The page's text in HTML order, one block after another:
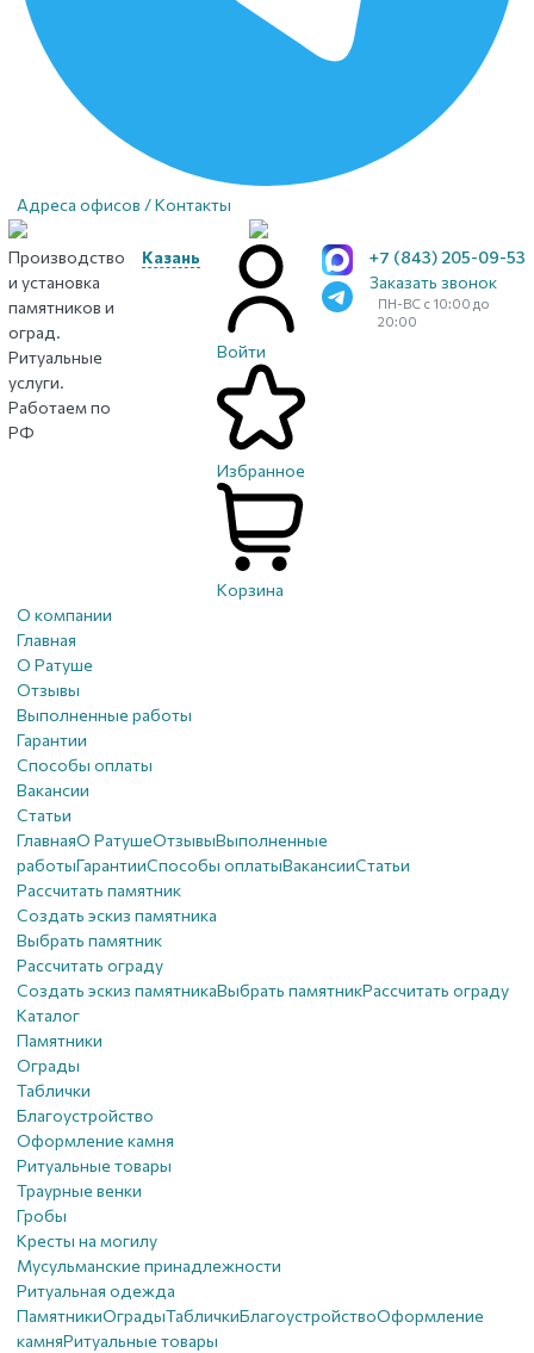
Адреса офисов / Контакты
Производство
и установка
памятников и
оград.
Ритуальные
услуги.
Работаем по
РФ
Казань
Войти
Избранное
Корзина
+7 (843) 205-09-53
Заказать звонок
ПН-ВС с 10:00 до
20:00
О компании
Главная
О Ратуше
Отзывы
Выполненные работы
Гарантии
Способы оплаты
Вакансии
Статьи
ГлавнаяО РатушеОтзывыВыполненные
работыГарантииСпособы оплатыВакансииСтатьи
Рассчитать памятник
Создать эскиз памятника
Выбрать памятник
Рассчитать ограду
Создать эскиз памятникаВыбрать памятникРассчитать ограду
Каталог
Памятники
Ограды
Таблички
Благоустройствo
Оформление камня
Ритуальные товары
Траурные венки
Гробы
Кресты на могилу
Мусульманские принадлежности
Ритуальная одежда
ПамятникиОградыТабличкиБлагоустройствoОформление
камняРитуальные товары